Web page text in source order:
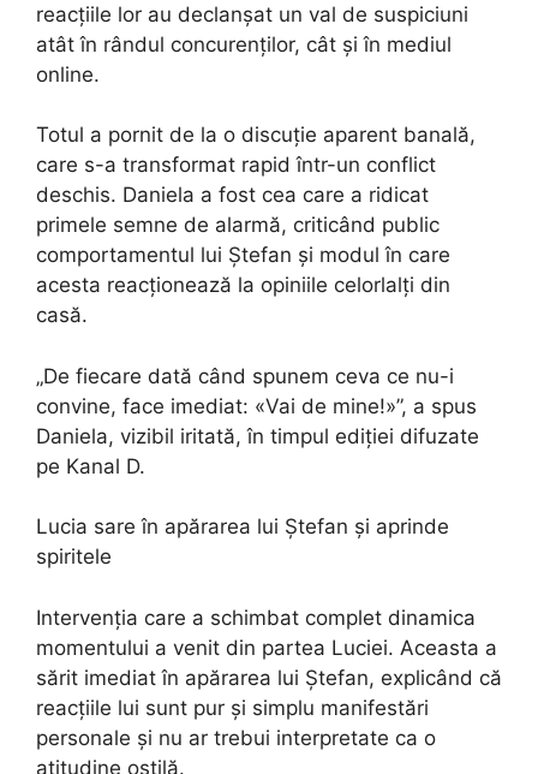
reacțiile lor au declanșat un val de suspiciuni
atât în rândul concurenților, cât și în mediul
online.
Totul a pornit de la o discuție aparent banală,
care s-a transformat rapid într-un conflict
deschis. Daniela a fost cea care a ridicat
primele semne de alarmă, criticând public
comportamentul lui Ștefan și modul în care
acesta reacționează la opiniile celorlalți din
casă.
„De fiecare dată când spunem ceva ce nu-i
convine, face imediat: «Vai de mine!»”, a spus
Daniela, vizibil iritată, în timpul ediției difuzate
pe Kanal D.
Lucia sare în apărarea lui Ștefan și aprinde
spiritele
Intervenția care a schimbat complet dinamica
momentului a venit din partea Luciei. Aceasta a
sărit imediat în apărarea lui Ștefan, explicând că
reacțiile lui sunt pur și simplu manifestări
personale și nu ar trebui interpretate ca o
atitudine ostilă.